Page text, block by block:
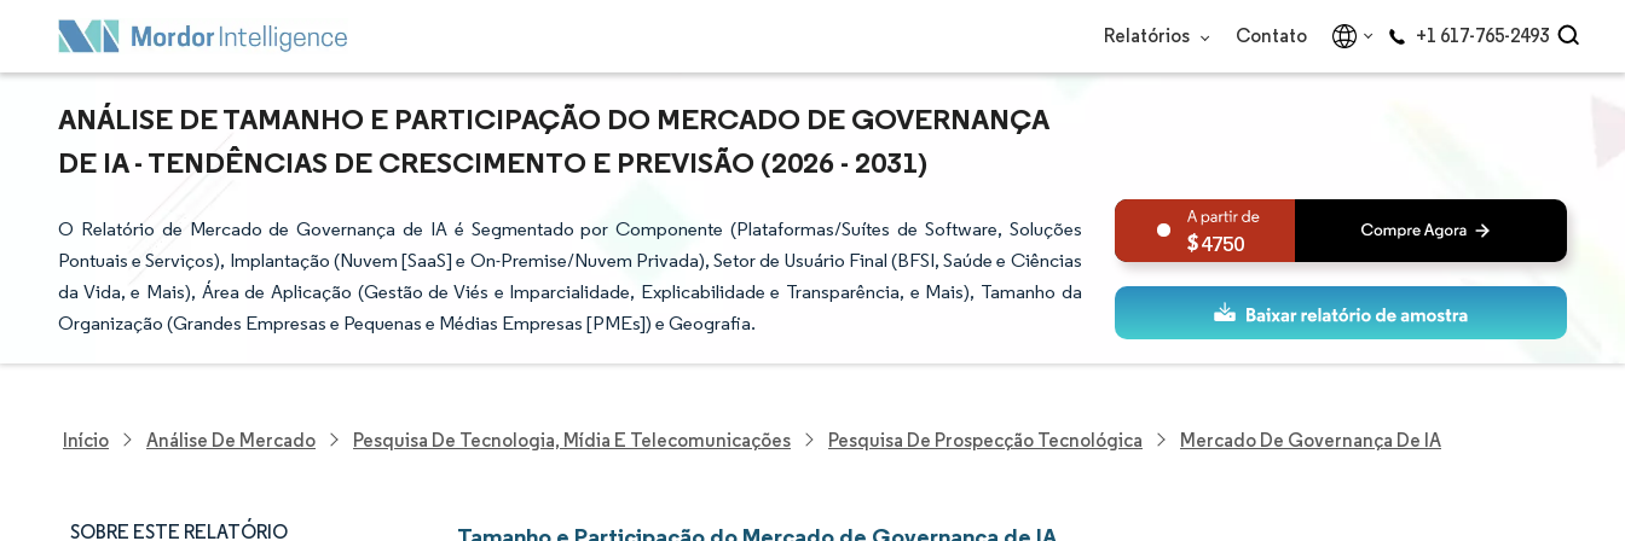
Relatórios Contato +1 617-765-2493
ANÁLISE DE TAMANHO E PARTICIPAÇÃO DO MERCADO DE GOVERNANÇA
DE IA - TENDÊNCIAS DE CRESCIMENTO E PREVISÃO (2026 - 2031)
O Relatório de Mercado de Governança de IA é Segmentado por Componente (Plataformas/Suítes de Software, Soluções
Pontuais e Serviços), Implantação (Nuvem [SaaS] e On-Premise/Nuvem Privada), Setor de Usuário Final (BFSI, Saúde e Ciências
da Vida, e Mais), Área de Aplicação (Gestão de Viés e Imparcialidade, Explicabilidade e Transparência, e Mais), Tamanho da
Organização (Grandes Empresas e Pequenas e Médias Empresas [PMEs]) e Geografia.
4750
Início Análise De Mercado Pesquisa De Tecnologia, Mídia E Telecomunicações Pesquisa De Prospecção Tecnológica Mercado De Governança De IA
SOBRE ESTE RELATÓRIO